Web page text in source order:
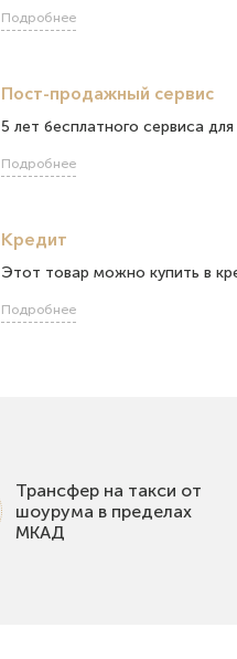
Подробнее
Пост-продажный сервис
5 лет бесплатного сервиса
Подробнее
Кредит
Этот товар можно купить в
Подробнее
Трансфер на такси от
шоурума в пределах
МКАД